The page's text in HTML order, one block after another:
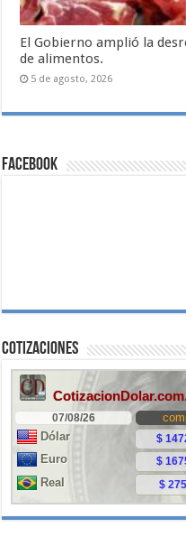
El Gobierno amplió la
de alimentos.
5 de agosto, 2026
Facebook
Cotizaciones